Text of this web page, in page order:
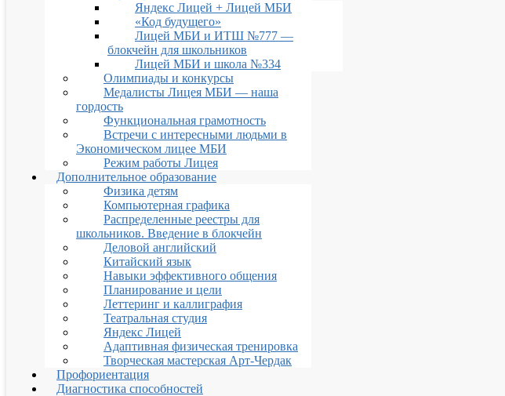
Яндекс Лицей + Лицей МБИ
«Код будущего»
Лицей МБИ и ИТШ №777 —
блокчейн для школьников
Лицей МБИ и школа №334
Олимпиады и конкурсы
Медалисты Лицея МБИ — наша
гордость
Функциональная грамотность
Встречи с интересными людьми в
Экономическом лицее МБИ
Режим работы Лицея
Дополнительное образование
Физика детям
Компьютерная графика
Распределенные реестры для
школьников. Введение в блокчейн
Деловой английский
Китайский язык
Навыки эффективного общения
Планирование и цели
Леттеринг и каллиграфия
Театральная студия
Яндекс Лицей
Адаптивная физическая тренировка
Творческая мастерская Арт-Чердак
Профориентация
Диагностика способностей